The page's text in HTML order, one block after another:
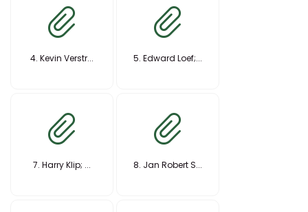
4. Kevin Verstr... 5. Edward Loef;...
7. Harry Klip; ... 8. Jan Robert S...